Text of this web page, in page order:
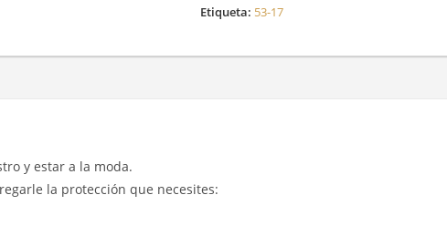
Etiqueta: 53-17
y estar a la moda.
la protección que necesites: